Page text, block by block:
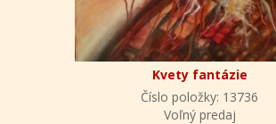
Kvety fantázie
Číslo položky: 13736
Voľný predaj